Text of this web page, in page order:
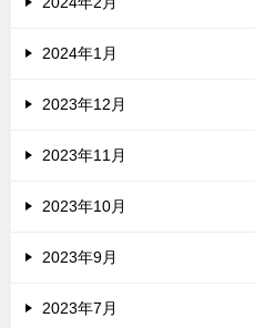
2024年1月
2023年12月
2023年11月
2023年10月
2023年9月
2023年7月